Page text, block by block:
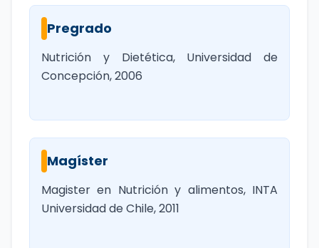
Pregrado
Nutrición y Dietética, Universidad de
Concepción, 2006
Magíster
Magister en Nutrición y alimentos, INTA
Universidad de Chile, 2011